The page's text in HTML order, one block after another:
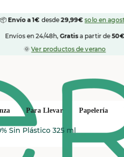
📦Envío a 1€ desde29,99€ solo en
Envíos en 24/48h,Gratisa partir de50€
🌞Ver productos de verano
Para Llevar Papelería
Sin Plástico 325 ml